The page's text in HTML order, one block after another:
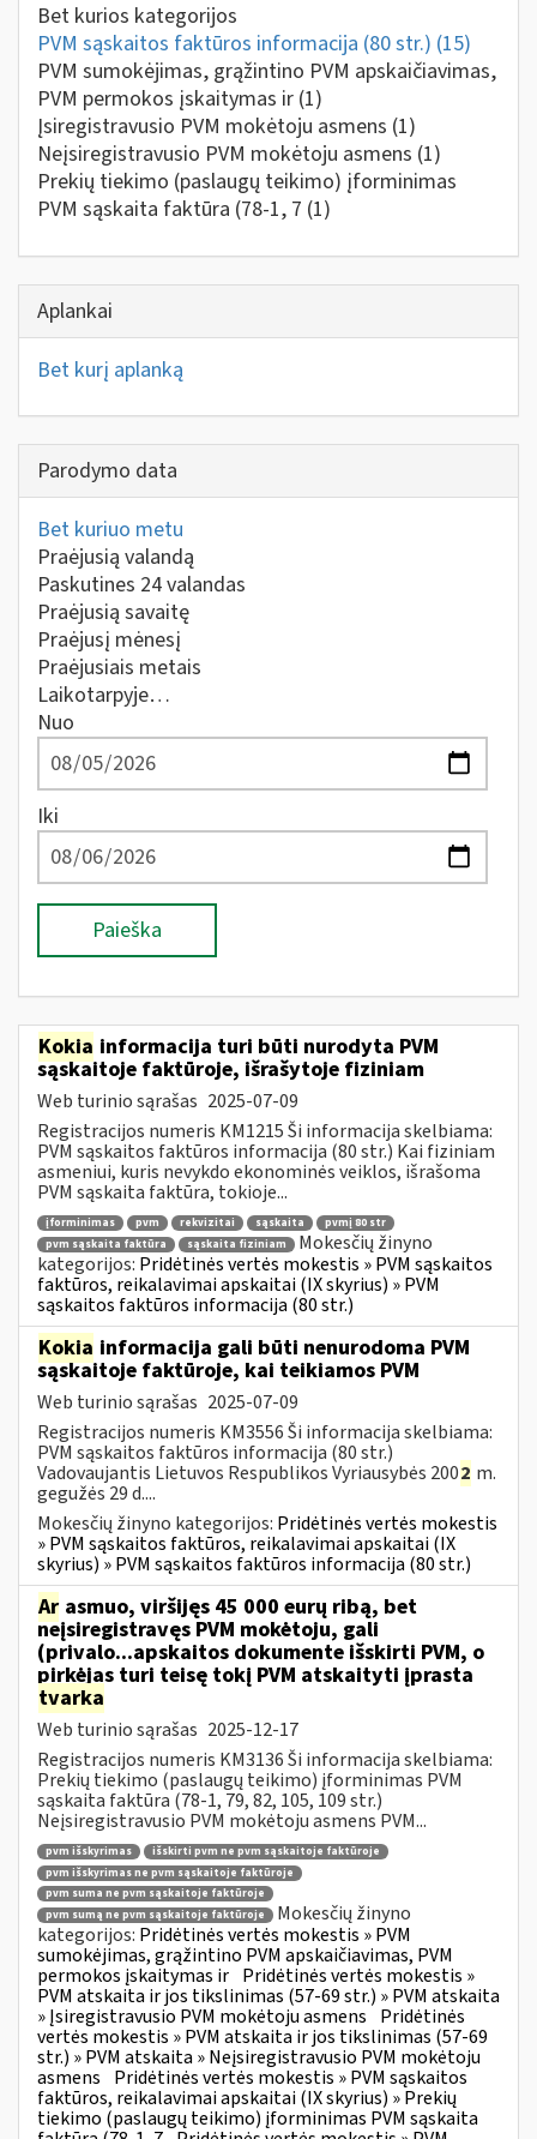
Bet kurios kategorijos
PVM sąskaitos faktūros informacija (80 str.) (15)
PVM sumokėjimas, grąžintino PVM apskaičiavimas,
PVM permokos įskaitymas ir (1)
Įsiregistravusio PVM mokėtoju asmens (1)
Neįsiregistravusio PVM mokėtoju asmens (1)
Prekių tiekimo (paslaugų teikimo) įforminimas
PVM sąskaita faktūra (78-1, 7 (1)
Aplankai
Bet kurį aplanką
Parodymo data
Bet kuriuo metu
Praėjusią valandą
Paskutines 24 valandas
Praėjusią savaitę
Praėjusį mėnesį
Praėjusiais metais
Laikotarpyje…
Nuo
Iki
Paieška
Kokia informacija turi būti nurodyta PVM
sąskaitoje faktūroje, išrašytoje fiziniam
Web turinio sąrašas 2025-07-09
Registracijos numeris KM1215 Ši informacija skelbiama:
PVM sąskaitos faktūros informacija (80 str.) Kai fiziniam
asmeniui, kuris nevykdo ekonominės veiklos, išrašoma
PVM sąskaita faktūra, tokioje...
įforminimas pvm rekvizitai sąskaita
pvmį 80 str
pvm sąskaita faktūra
sąskaita fiziniam
Mokesčių žinyno
kategorijos: Pridėtinės vertės mokestis » PVM sąskaitos
faktūros, reikalavimai apskaitai (IX skyrius) » PVM
sąskaitos faktūros informacija (80 str.)
Kokia informacija gali būti nenurodoma PVM
sąskaitoje faktūroje, kai teikiamos PVM
Web turinio sąrašas 2025-07-09
Registracijos numeris KM3556 Ši informacija skelbiama:
PVM sąskaitos faktūros informacija (80 str.)
Vadovaujantis Lietuvos Respublikos Vyriausybės 2002 m.
gegužės 29 d....
Mokesčių žinyno kategorijos: Pridėtinės vertės mokestis
» PVM sąskaitos faktūros, reikalavimai apskaitai (IX
skyrius) » PVM sąskaitos faktūros informacija (80 str.)
Ar asmuo, viršijęs 45 000 eurų ribą, bet
neįsiregistravęs PVM mokėtoju, gali
(privalo...apskaitos dokumente išskirti PVM, o
pirkėjas turi teisę tokį PVM atskaityti įprasta
tvarka
Web turinio sąrašas 2025-12-17
Registracijos numeris KM3136 Ši informacija skelbiama:
Prekių tiekimo (paslaugų teikimo) įforminimas PVM
sąskaita faktūra (78-1, 79, 82, 105, 109 str.)
Neįsiregistravusio PVM mokėtoju asmens PVM...
pvm išskyrimas
išskirti pvm ne pvm sąskaitoje faktūroje
pvm išskyrimas ne pvm sąskaitoje faktūroje
pvm suma ne pvm sąskaitoje faktūroje
pvm sumą ne pvm sąskaitoje faktūroje
Mokesčių žinyno
kategorijos: Pridėtinės vertės mokestis » PVM
sumokėjimas, grąžintino PVM apskaičiavimas, PVM
permokos įskaitymas ir Pridėtinės vertės mokestis »
PVM atskaita ir jos tikslinimas (57-69 str.) » PVM atskaita
» Įsiregistravusio PVM mokėtoju asmens Pridėtinės
vertės mokestis » PVM atskaita ir jos tikslinimas (57-69
str.) » PVM atskaita » Neįsiregistravusio PVM mokėtoju
asmens Pridėtinės vertės mokestis » PVM sąskaitos
faktūros, reikalavimai apskaitai (IX skyrius) » Prekių
tiekimo (paslaugų teikimo) įforminimas PVM sąskaita